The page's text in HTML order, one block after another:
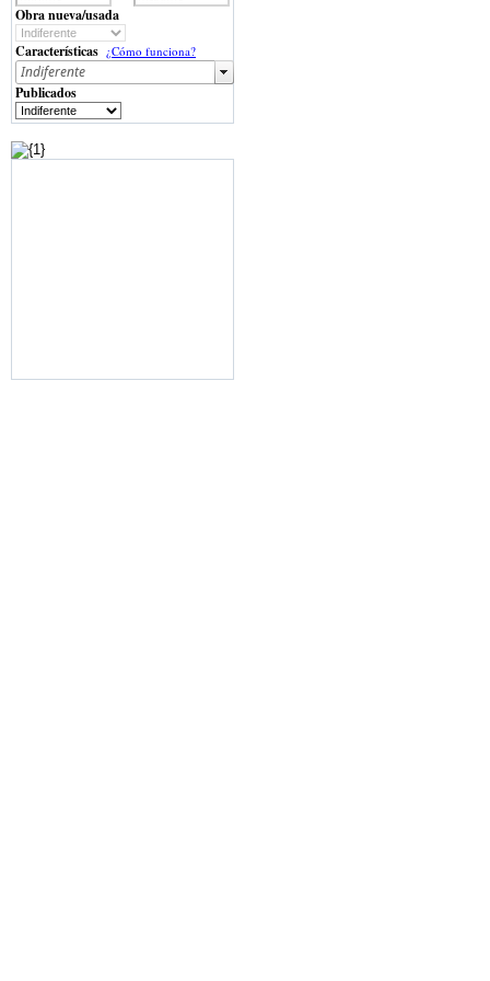
Obra nueva/usada
Características ¿Cómo funciona?
Publicados